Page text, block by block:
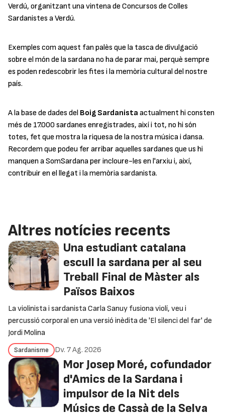
Verdú, organitzant una vintena de Concursos de Colles
Sardanistes a Verdú.
Exemples com aquest fan palès que la tasca de divulgació
sobre el món de la sardana no ha de parar mai, perquè sempre
es poden redescobrir les fites i la memòria cultural del nostre
país.
A la base de dades del Boig Sardanista actualment hi consten
més de 17.000 sardanes enregistrades, així i tot, no hi són
totes, fet que mostra la riquesa de la nostra música i dansa.
Recordem que podeu fer arribar aquelles sardanes que us hi
manquen a SomSardana per incloure-les en l'arxiu i, així,
contribuir en el llegat i la memòria sardanista.
Altres notícies recents
Una estudiant catalana
escull la sardana per al seu
Treball Final de Màster als
Països Baixos
La violinista i sardanista Carla Sanuy fusiona violí, veu i
percussió corporal en una versió inèdita de 'El silenci del far' de
Jordi Molina
Sardanisme Dv. 7 Ag. 2026
Mor Josep Moré, cofundador
d'Amics de la Sardana i
impulsor de la Nit dels
Músics de Cassà de la Selva